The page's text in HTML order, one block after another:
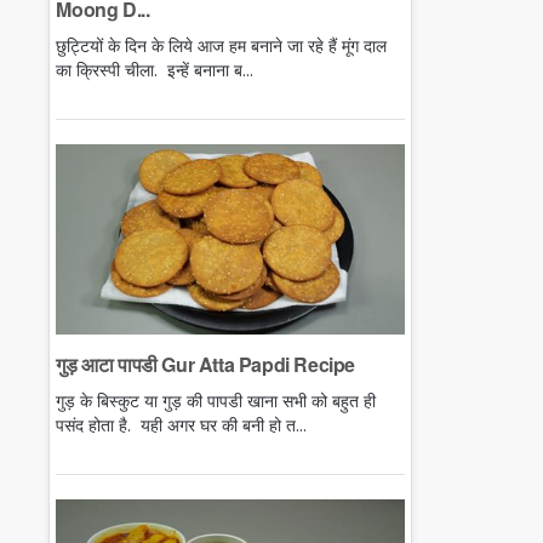
Moong D...
छुट्टियों के दिन के लिये आज हम बनाने जा रहे हैं मूंग दाल
का क्रिस्पी चीला. इन्हें बनाना ब...
गुड़ आटा पापडी Gur Atta Papdi Recipe
गुड़ के बिस्कुट या गुड़ की पापडी खाना सभी को बहुत ही
पसंद होता है. यही अगर घर की बनी हो त...